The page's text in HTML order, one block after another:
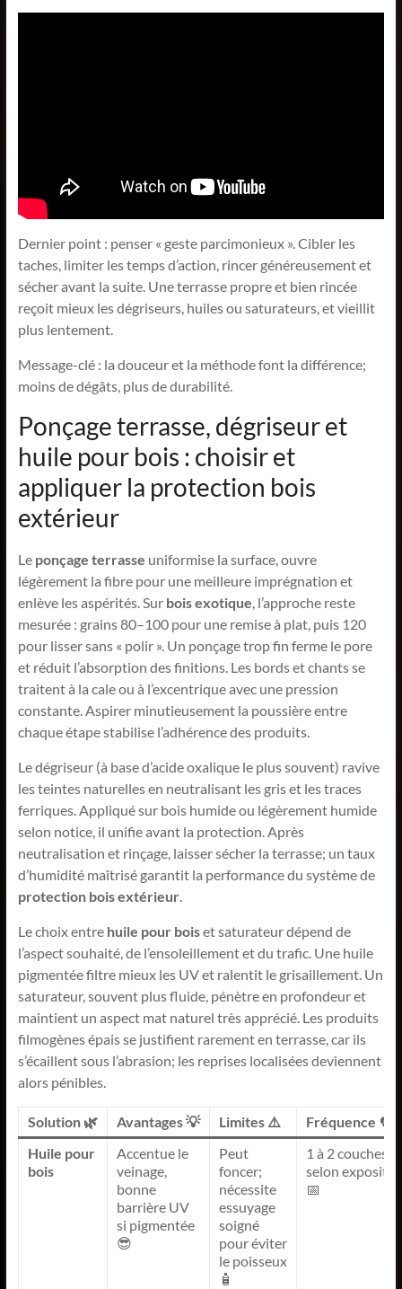
Dernier point : penser « geste parcimonieux ». Cibler les
taches, limiter les temps d’action, rincer généreusement et
sécher avant la suite. Une terrasse propre et bien rincée
reçoit mieux les dégriseurs, huiles ou saturateurs, et vieillit
plus lentement.
Message-clé : la douceur et la méthode font la différence;
moins de dégâts, plus de durabilité.
Ponçage terrasse, dégriseur et
huile pour bois : choisir et
appliquer la protection bois
extérieur
Le ponçage terrasse uniformise la surface, ouvre
légèrement la fibre pour une meilleure imprégnation et
enlève les aspérités. Sur bois exotique, l’approche reste
mesurée : grains 80–100 pour une remise à plat, puis 120
pour lisser sans « polir ». Un ponçage trop fin ferme le pore
et réduit l’absorption des finitions. Les bords et chants se
traitent à la cale ou à l’excentrique avec une pression
constante. Aspirer minutieusement la poussière entre
chaque étape stabilise l’adhérence des produits.
Le dégriseur (à base d’acide oxalique le plus souvent) ravive
les teintes naturelles en neutralisant les gris et les traces
ferriques. Appliqué sur bois humide ou légèrement humide
selon notice, il unifie avant la protection. Après
neutralisation et rinçage, laisser sécher la terrasse; un taux
d’humidité maîtrisé garantit la performance du système de
protection bois extérieur.
Le choix entre huile pour boiset saturateur dépend de
l’aspect souhaité, de l’ensoleillement et du trafic. Une huile
pigmentée filtre mieux les UV et ralentit le grisaillement. Un
saturateur, souvent plus fluide, pénètre en profondeur et
maintient un aspect mat naturel très apprécié. Les produits
filmogènes épais se justifient rarement en terrasse, car ils
s’écaillent sous l’abrasion; les reprises localisées deviennent
alors pénibles.
Solution 🌿 Avantages 💡 Limites ⚠️
Fréquence 🔁
Huile pour
bois
Accentue le
veinage,
bonne
barrière UV
si pigmentée
😎
Peut
foncer;
nécessite
essuyage
soigné
pour éviter
le poisseux
🧴
1 à 2 couches/
selon
📅